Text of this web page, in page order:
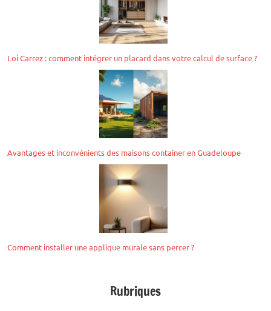
Loi Carrez : comment intégrer un placard dans votre calcul de surface ?
Avantages et inconvénients des maisons container en Guadeloupe
Comment installer une applique murale sans percer ?
Rubriques